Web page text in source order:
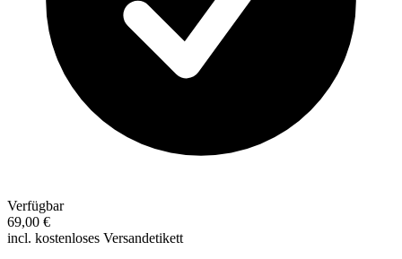
Verfügbar
69,00 €
incl. kostenloses Versandetikett